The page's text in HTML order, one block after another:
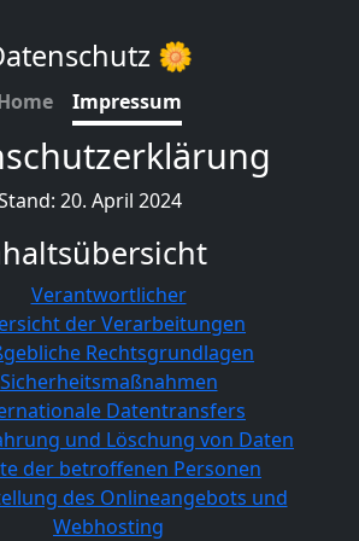
🌼
Impressum
20. April 2024
Verantwortlicher
der Verarbeitungen
Rechtsgrundlagen
Sicherheitsmaßnahmen
Datentransfers
und Löschung von Daten
der betroffenen Personen
des Onlineangebots und
Webhosting